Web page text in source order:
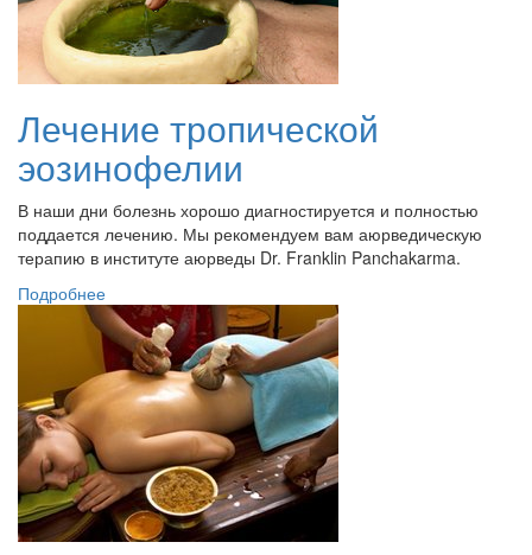
Лечение тропической
эозинофелии
В наши дни болезнь хорошо диагностируется и полностью
поддается лечению. Мы рекомендуем вам аюрведическую
терапию в институте аюрведы Dr. Franklin Panchakarma.
Подробнее